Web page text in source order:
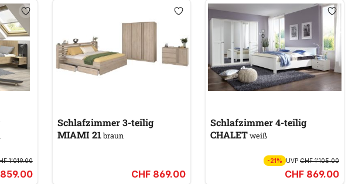
1’019.00
Schlafzimmer 3-teilig
MIAMI 21braun
CHF 869.00
Schlafzimmer 4-teilig
CHALETweiß
-21% UVP CHF 1’105.00
CHF 869.00